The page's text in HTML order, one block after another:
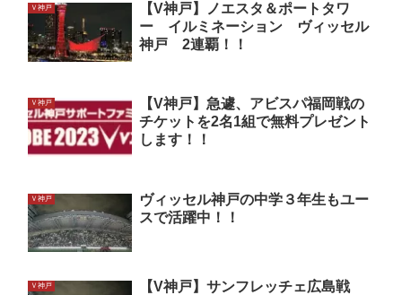
Ｖ神戸
【V神戸】ノエスタ＆ポートタワ
ー イルミネーション ヴィッセル
神戸 2連覇！！
Ｖ神戸
【V神戸】急遽、アビスパ福岡戦の
チケットを2名1組で無料プレゼント
します！！
Ｖ神戸
ヴィッセル神戸の中学３年生もユー
スで活躍中！！
Ｖ神戸
【V神戸】サンフレッチェ広島戦